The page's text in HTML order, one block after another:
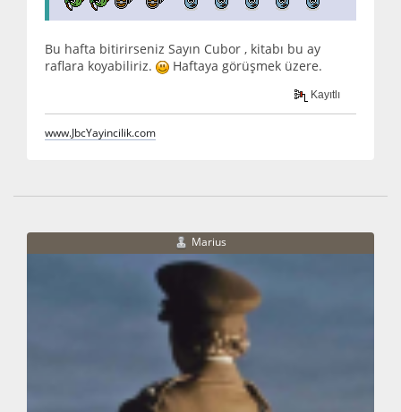
Bu hafta bitirirseniz Sayın Cubor , kitabı bu ay
raflara koyabiliriz.
Haftaya görüşmek üzere.
Kayıtlı
www.JbcYayincilik.com
Marius